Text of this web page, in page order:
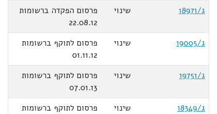
ג/18971
שינוי
פרסום הפקדה ברשומות
22.08.12
ג/19005
שינוי
פרסום לתוקף ברשומות
01.11.12
ג/19751
שינוי
פרסום לתוקף ברשומות
07.01.13
ג/18349
שינוי
פרסום לתוקף ברשומות